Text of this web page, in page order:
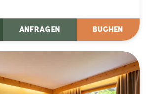
BUCHEN
ANFRAGEN